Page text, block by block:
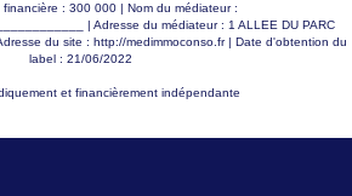
: 300 000 | Nom du médiateur :
| Adresse du médiateur : 1 ALLEE DU PARC
du site : http://medimmoconso.fr| Date d'obtention du
label : 21/06/2022
et financièrement indépendante